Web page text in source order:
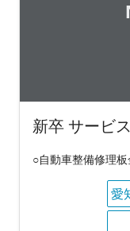
新卒 サービ
○自動車整備修理
愛